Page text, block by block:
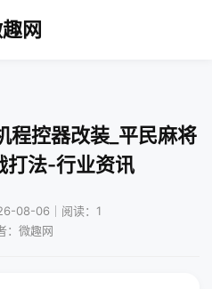
网
程控器改装_平民麻将
打法-行业资讯
08-06｜阅读：1
：微趣网